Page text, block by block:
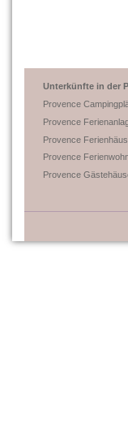
Unterkünfte in der
Provence
Provence
Provence
Provence
Provence